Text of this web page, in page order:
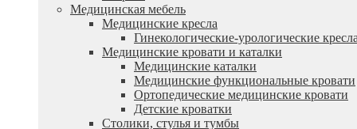
Медицинская мебель
Медицинские кресла
Гинекологические-урологические
Медицинские кровати и каталки
Медицинские каталки
Медицинские функциональные кровати
Ортопедические медицинские кровати
Детские кроватки
Столики, стулья и тумбы